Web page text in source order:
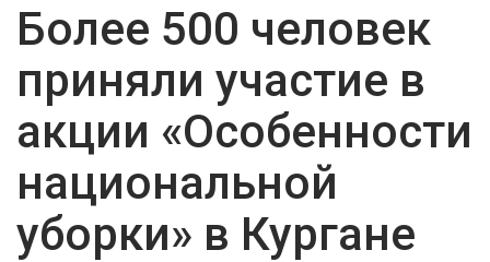
Более 500 человек
приняли участие в
акции «Особенности
национальной
уборки» в Кургане